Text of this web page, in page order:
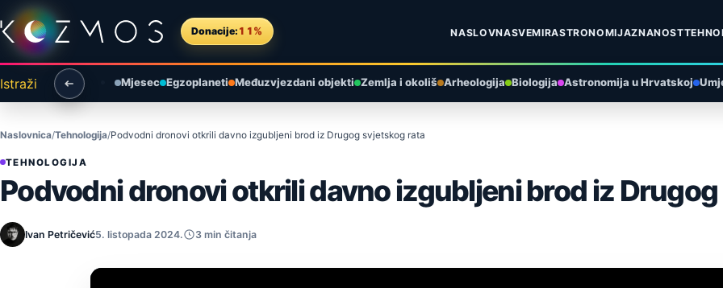
Preskoči na sadržaj
Donacije: 11% NASLOVNASVEMIRASTRONOMIJAZNANOST
Istraži Mjesec Egzoplaneti Međuzvjezdani objekti Zemlja i okoliš Arheologija Biologija Astronomija u Hrvatskoj
Naslovnica Tehnologija Podvodni dronovi otkrili davno izgubljeni brod iz Drugog svjetskog rata
TEHNOLOGIJA
Podvodni dronovi otkrili davno izgubljeni brod iz
Ivan Petričević5. listopada 2024. 3 min čitanja